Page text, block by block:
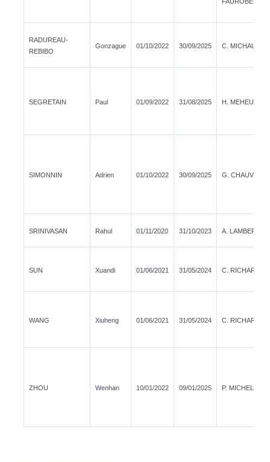
RADUREAU-
REBIBO
Gonzague 01/10/2022 30/09/2025 C. MICHAUT
SEGRETAIN Paul 01/09/2022 31/08/2025 H. MEHEUT
SIMONNIN Adrien 01/10/2022 30/09/2025 G. CHAUVIN
SRINIVASAN Rahul 01/11/2020 31/10/2023 A. LAMBERTS
SUN Xuandi 01/06/2021 31/05/2024 C. RICHARD
WANG Xiuheng 01/06/2021 31/05/2024 C. RICHARD
ZHOU Wenhan 10/01/2022 09/01/2025 P. MICHEL